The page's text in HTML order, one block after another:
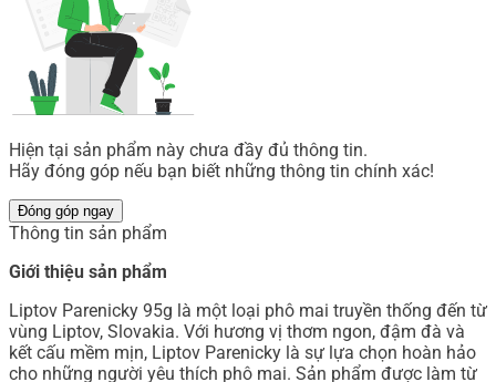
Hiện tại sản phẩm này chưa đầy đủ thông tin.
Hãy đóng góp nếu bạn biết những thông tin chính xác!
Đóng góp ngay
Thông tin sản phẩm
Giới thiệu sản phẩm
Liptov Parenicky 95g là một loại phô mai truyền thống đến từ
vùng Liptov, Slovakia. Với hương vị thơm ngon, đậm đà và
kết cấu mềm mịn, Liptov Parenicky là sự lựa chọn hoàn hảo
cho những người yêu thích phô mai. Sản phẩm được làm từ